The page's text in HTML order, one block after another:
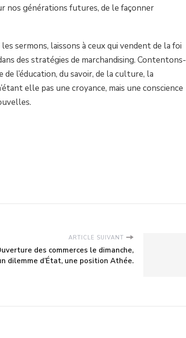
nos générations futures, de le façonner
sermons, laissons à ceux qui vendent de la foi
des stratégies de marchandising. Contentons-
l’éducation, du savoir, de la culture, la
elle pas une croyance, mais une conscience
ARTICLE SUIVANT
des commerces le dimanche,
dilemme d’État, une position Athée.